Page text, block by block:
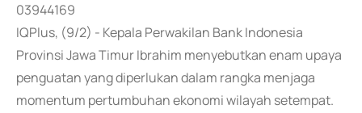
03944169
IQPlus, (9/2) - Kepala Perwakilan Bank Indonesia
Provinsi Jawa Timur Ibrahim menyebutkan enam upaya
penguatan yang diperlukan dalam rangka menjaga
momentum pertumbuhan ekonomi wilayah setempat.